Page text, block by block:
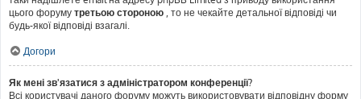
цього форуму третьою стороною , то не чекайте детальної відповіді чи
будь-якої відповіді взагалі.
Догори
Як мені зв'язатися з адміністратором конференції?
Всі користувачі даного форуму можуть використовувати відповідну форму